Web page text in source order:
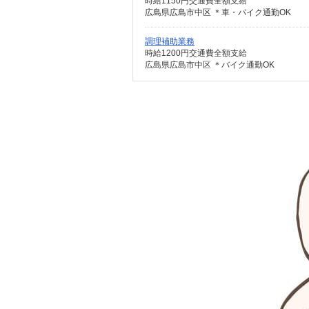
広島県広島市中区 ＊車・バイク通勤OK
調理補助業務
時給1200円交通費全額支給
広島県広島市中区 ＊バイク通勤OK